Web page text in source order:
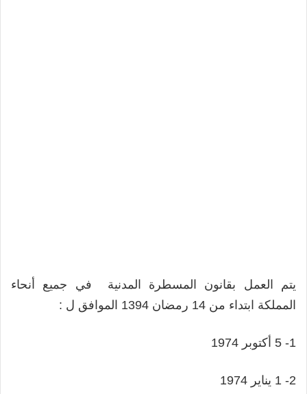
يتم العمل بقانون المسطرة المدنية في جميع أنحاء
المملكة ابتداء من 14 رمضان 1394 الموافق ل :
1- 5 أكتوبر 1974
2- 1 يناير 1974